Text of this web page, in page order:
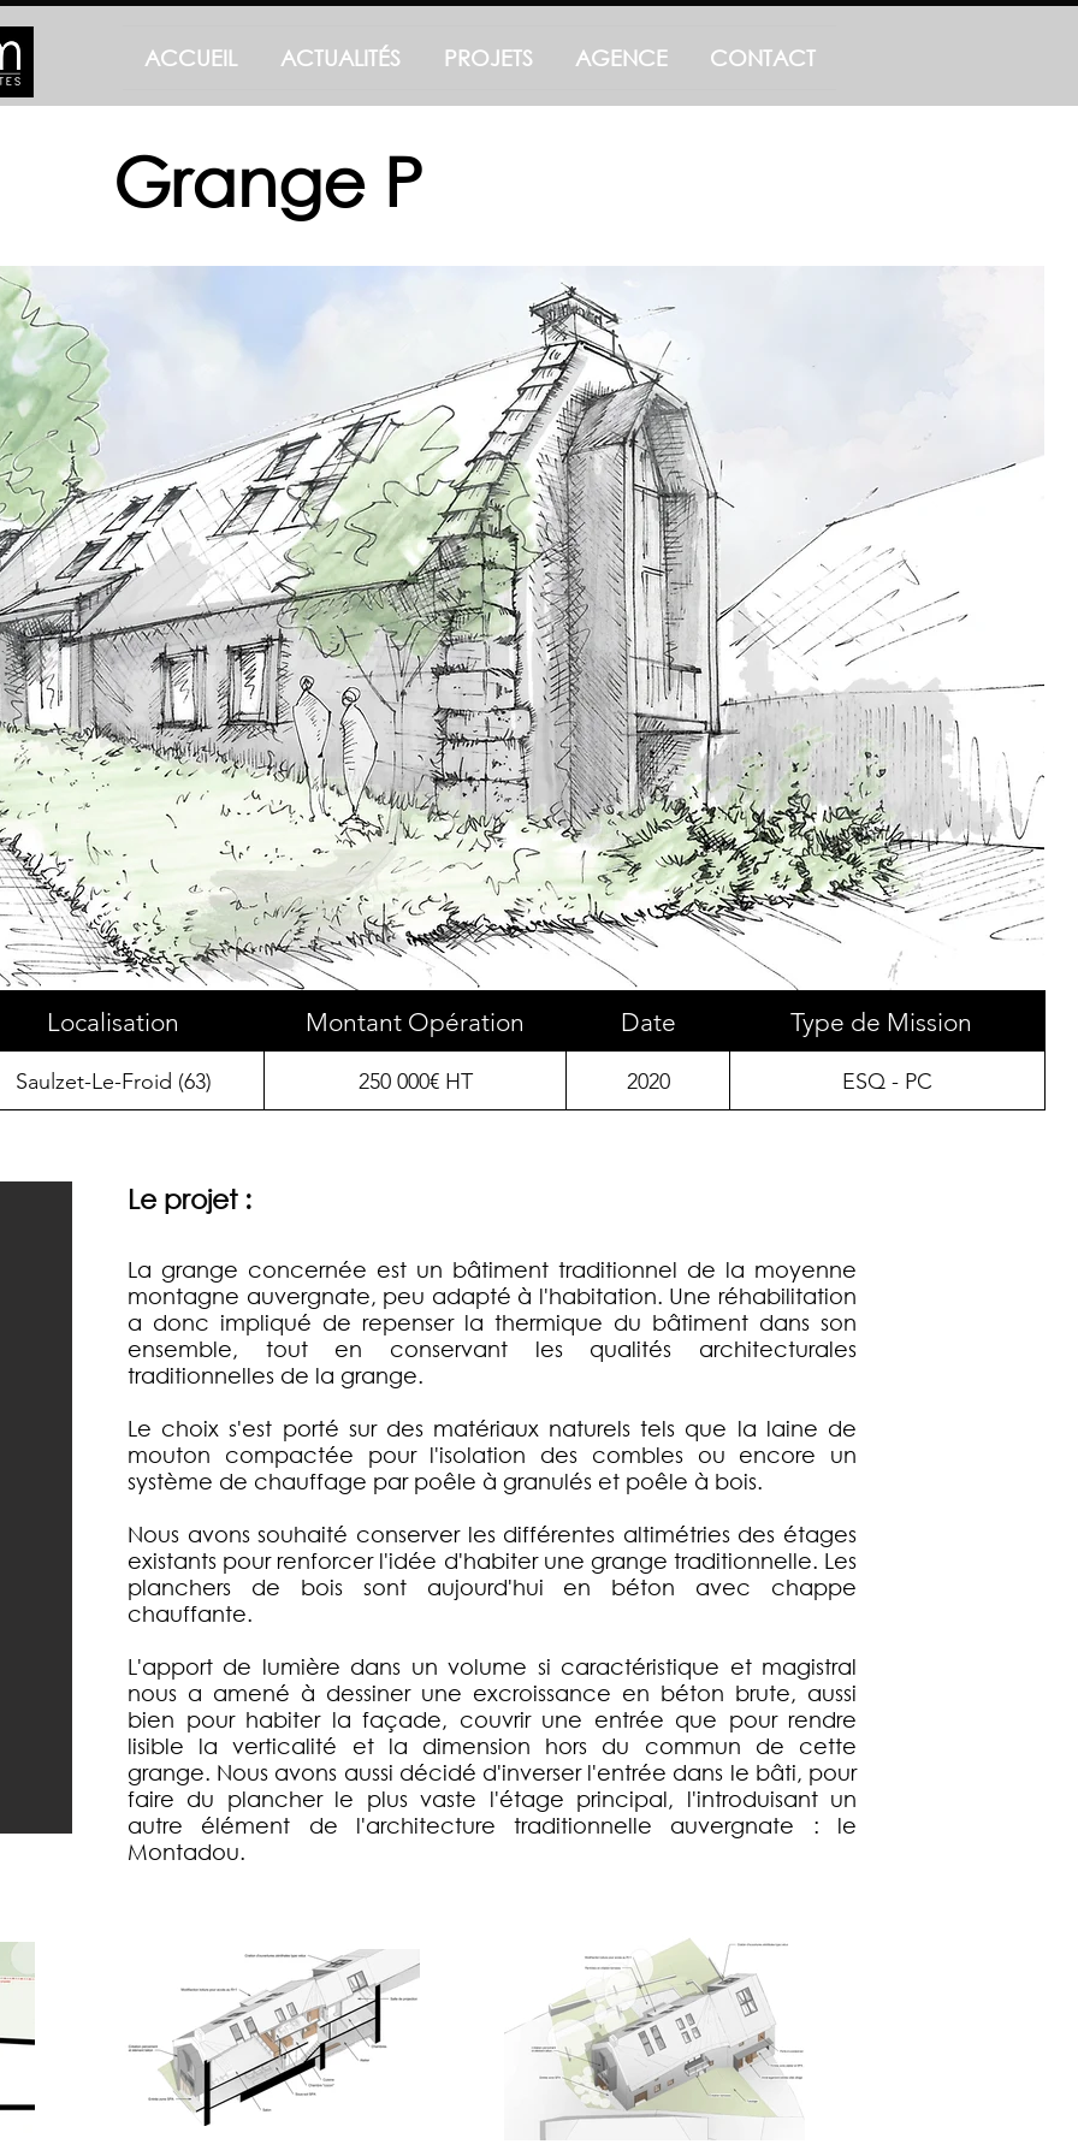
ACCUEIL ACTUALITÉS PROJETS AGENCE CONTACT
Grange P
Localisation Montant Opération Date Type de Mission
ESQ - PC
2020
Saulzet-Le-Froid (63) 250 000€ HT
Le projet :
La grange concernée est un bâtiment traditionnel de la moyenne
montagne auvergnate, peu adapté à l'habitation. Une réhabilitation
a donc impliqué de repenser la thermique du bâtiment dans son
ensemble, tout en conservant les qualités architecturales
traditionnelles de la grange.
Le choix s'est porté sur des matériaux naturels tels que la laine de
mouton compactée pour l'isolation des combles ou encore un
système de chauffage par poêle à granulés et poêle à bois.
Nous avons souhaité conserver les différentes altimétries des étages
existants pour renforcer l'idée d'habiter une grange traditionnelle. Les
planchers de bois sont aujourd'hui en béton avec chappe
chauffante.
L'apport de lumière dans un volume si caractéristique et magistral
nous a amené à dessiner une excroissance en béton brute, aussi
bien pour habiter la façade, couvrir une entrée que pour rendre
lisible la verticalité et la dimension hors du commun de cette
grange. Nous avons aussi décidé d'inverser l'entrée dans le bâti, pour
faire du plancher le plus vaste l'étage principal, l'introduisant un
autre élément de l'architecture traditionnelle auvergnate : le
Montadou.